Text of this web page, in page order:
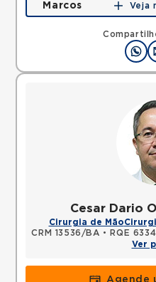
Marcos
Avenida Sao Rafael,
Mapa
Veja
Cesar Dario
Cirurgia de Mão
CRM 13536/BA • RQE
Ver
Agende